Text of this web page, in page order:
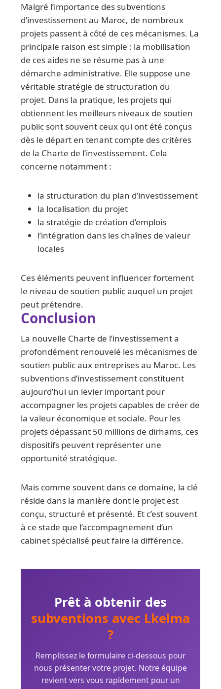
Malgré l’importance des subventions
d’investissement au Maroc, de nombreux
projets passent à côté de ces mécanismes. La
principale raison est simple : la mobilisation
de ces aides ne se résume pas à une
démarche administrative. Elle suppose une
véritable stratégie de structuration du
projet. Dans la pratique, les projets qui
obtiennent les meilleurs niveaux de soutien
public sont souvent ceux qui ont été conçus
dès le départ en tenant compte des critères
de la Charte de l’investissement. Cela
concerne notamment :
la structuration du plan d’investissement
la localisation du projet
la stratégie de création d’emplois
l’intégration dans les chaînes de valeur
locales
Ces éléments peuvent influencer fortement
le niveau de soutien public auquel un projet
peut prétendre.
Conclusion
La nouvelle Charte de l’investissement a
profondément renouvelé les mécanismes de
soutien public aux entreprises au Maroc. Les
subventions d’investissement constituent
aujourd’hui un levier important pour
accompagner les projets capables de créer de
la valeur économique et sociale. Pour les
projets dépassant 50 millions de dirhams, ces
dispositifs peuvent représenter une
opportunité stratégique.
Mais comme souvent dans ce domaine, la clé
réside dans la manière dont le projet est
conçu, structuré et présenté. Et c’est souvent
à ce stade que l’accompagnement d’un
cabinet spécialisé peut faire la différence.
Prêt à obtenir des
subventions avec Lkelma
?
Remplissez le formulaire ci-dessous pour
nous présenter votre projet. Notre équipe
revient vers vous rapidement pour un